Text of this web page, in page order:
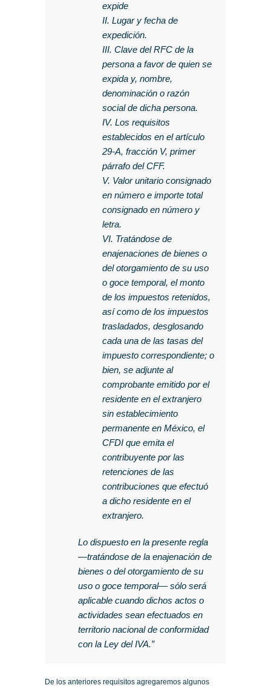
expide
II. Lugar y fecha de
expedición.
III. Clave del RFC de la
persona a favor de quien se
expida y, nombre,
denominación o razón
social de dicha persona.
IV. Los requisitos
establecidos en el artículo
29-A, fracción V, primer
párrafo del CFF.
V. Valor unitario consignado
en número e importe total
consignado en número y
letra.
VI. Tratándose de
enajenaciones de bienes o
del otorgamiento de su uso
o goce temporal, el monto
de los impuestos retenidos,
así como de los impuestos
trasladados, desglosando
cada una de las tasas del
impuesto correspondiente; o
bien, se adjunte al
comprobante emitido por el
residente en el extranjero
sin establecimiento
permanente en México, el
CFDI que emita el
contribuyente por las
retenciones de las
contribuciones que efectuó
a dicho residente en el
extranjero.
Lo dispuesto en la presente regla
—tratándose de la enajenación de
bienes o del otorgamiento de su
uso o goce temporal— sólo será
aplicable cuando dichos actos o
actividades sean efectuados en
territorio nacional de conformidad
con la Ley del IVA.”
De los anteriores requisitos agregaremos algunos